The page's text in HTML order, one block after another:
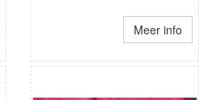
Meer info